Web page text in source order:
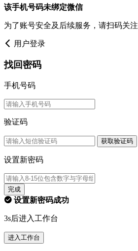
该手机号码未绑定微信
为了账号安全及后续服务，请扫码关注
用户登录
找回密码
手机号码
验证码
获取验证码
设置新密码
完成
设置新密码成功
3s后进入工作台
进入工作台